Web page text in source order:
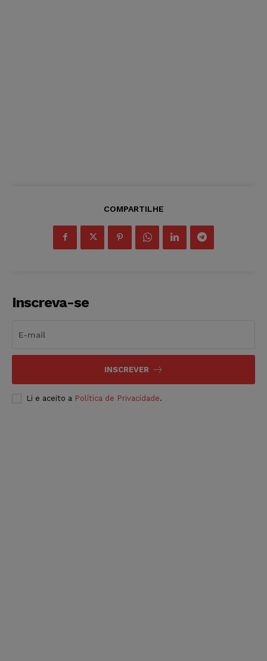
COMPARTILHE
Inscreva-se
INSCREVER
Li e aceito a Política de Privacidade.